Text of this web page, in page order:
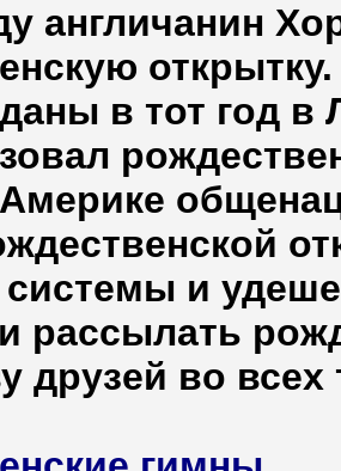
англичанин
в тот год в
системы и
рассылать
друзей во всех